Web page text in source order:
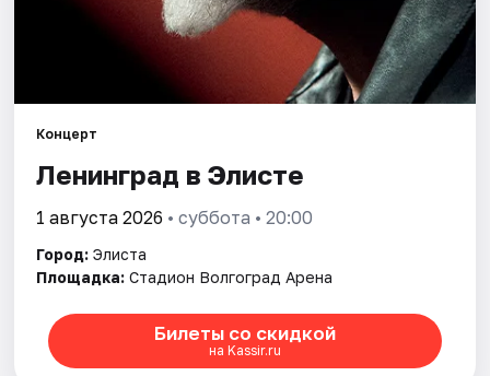
Концерт
Ленинград в Элисте
1 августа 2026 • суббота • 20:00
Город: Элиста
Площадка: Стадион Волгоград Арена
Билеты со скидкой
на Kassir.ru